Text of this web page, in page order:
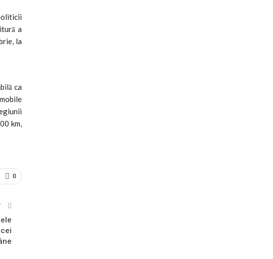
a
la
ca
km,
0